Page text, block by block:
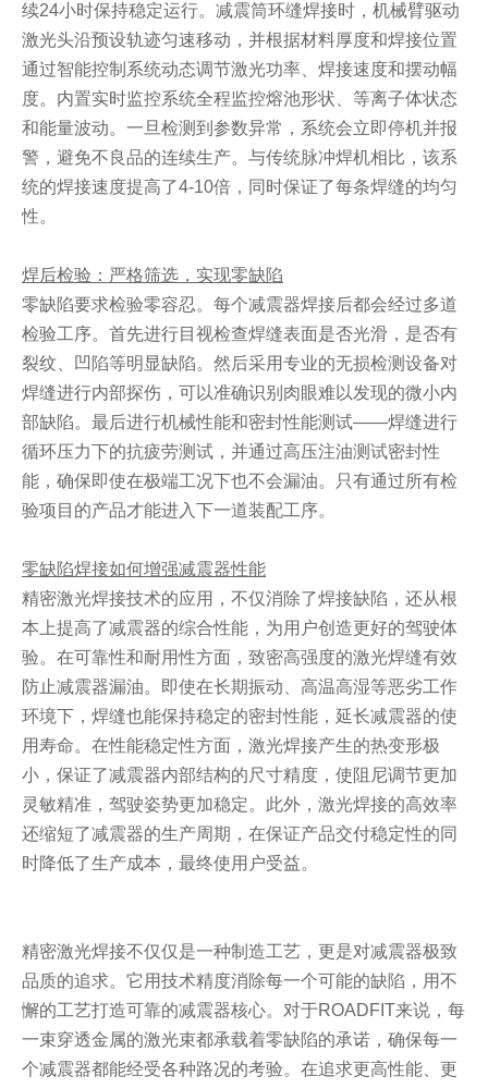
续24小时保持稳定运行。减震筒环缝焊接时，机械臂驱动
激光头沿预设轨迹匀速移动，并根据材料厚度和焊接位置
通过智能控制系统动态调节激光功率、焊接速度和摆动幅
度。内置实时监控系统全程监控熔池形状、等离子体状态
和能量波动。一旦检测到参数异常，系统会立即停机并报
警，避免不良品的连续生产。与传统脉冲焊机相比，该系
统的焊接速度提高了4-10倍，同时保证了每条焊缝的均匀
性。
焊后检验：严格筛选，实现零缺陷
零缺陷要求检验零容忍。每个减震器焊接后都会经过多道
检验工序。首先进行目视检查焊缝表面是否光滑，是否有
裂纹、凹陷等明显缺陷。然后采用专业的无损检测设备对
焊缝进行内部探伤，可以准确识别肉眼难以发现的微小内
部缺陷。最后进行机械性能和密封性能测试——焊缝进行
循环压力下的抗疲劳测试，并通过高压注油测试密封性
能，确保即使在极端工况下也不会漏油。只有通过所有检
验项目的产品才能进入下一道装配工序。
零缺陷焊接如何增强减震器性能
精密激光焊接技术的应用，不仅消除了焊接缺陷，还从根
本上提高了减震器的综合性能，为用户创造更好的驾驶体
验。在可靠性和耐用性方面，致密高强度的激光焊缝有效
防止减震器漏油。即使在长期振动、高温高湿等恶劣工作
环境下，焊缝也能保持稳定的密封性能，延长减震器的使
用寿命。在性能稳定性方面，激光焊接产生的热变形极
小，保证了减震器内部结构的尺寸精度，使阻尼调节更加
灵敏精准，驾驶姿势更加稳定。此外，激光焊接的高效率
还缩短了减震器的生产周期，在保证产品交付稳定性的同
时降低了生产成本，最终使用户受益。
精密激光焊接不仅仅是一种制造工艺，更是对减震器极致
品质的追求。它用技术精度消除每一个可能的缺陷，用不
懈的工艺打造可靠的减震器核心。对于ROADFIT来说，每
一束穿透金属的激光束都承载着零缺陷的承诺，确保每一
个减震器都能经受各种路况的考验。在追求更高性能、更